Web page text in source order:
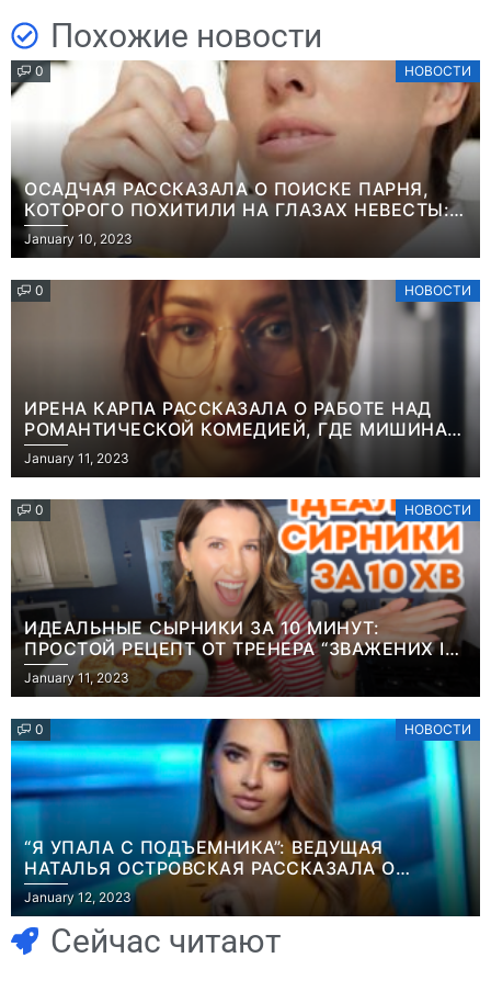
Похожие новости
0 НОВОСТИ
ОСАДЧАЯ РАССКАЗАЛА О ПОИСКЕ ПАРНЯ,
КОТОРОГО ПОХИТИЛИ НА ГЛАЗАХ НЕВЕСТЫ:
“ОН ВЕСЬ УДАР ПРИНЯЛ НА СЕБЯ”
January 10, 2023
0 НОВОСТИ
ИРЕНА КАРПА РАССКАЗАЛА О РАБОТЕ НАД
РОМАНТИЧЕСКОЙ КОМЕДИЕЙ, ГДЕ МИШИНА В
РОЛИ МАТЕРИ-ОДИНОЧКИ
January 11, 2023
0 НОВОСТИ
ИДЕАЛЬНЫЕ СЫРНИКИ ЗА 10 МИНУТ:
ПРОСТОЙ РЕЦЕПТ ОТ ТРЕНЕРА “ЗВАЖЕНИХ І
ЩАСЛИВИХ” АНИТЫ ЛУЦЕНКО
January 11, 2023
0 НОВОСТИ
“Я УПАЛА С ПОДЪЕМНИКА”: ВЕДУЩАЯ
НАТАЛЬЯ ОСТРОВСКАЯ РАССКАЗАЛА О
НЕПРИЯТНОМ ИНЦИДЕНТЕ В ЗИМНИХ
КАРПАТАХ
January 12, 2023
Сейчас читают
Игры
В Rust теперь
Часть геймеров
считает, что мы